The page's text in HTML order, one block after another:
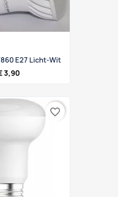
860 E27 Licht-Wit
3,90
favorite_border